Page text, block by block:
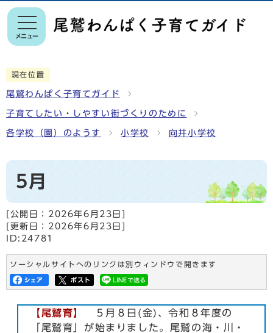
メニュー
現在位置
尾鷲わんぱく子育てガイド
子育てしたい・しやすい街づくりのために
各学校（園）のようす 小学校 向井小学校
5月
[公開日： 2026年6月23日 ]
[更新日： 2026年6月23日 ]
ID:24781
ソーシャルサイトへのリンクは別ウィンドウで開きます
【尾鷲育】
５月８日(金)、令和８年度の
「尾鷲育」が始まりました。尾鷲の海・川・